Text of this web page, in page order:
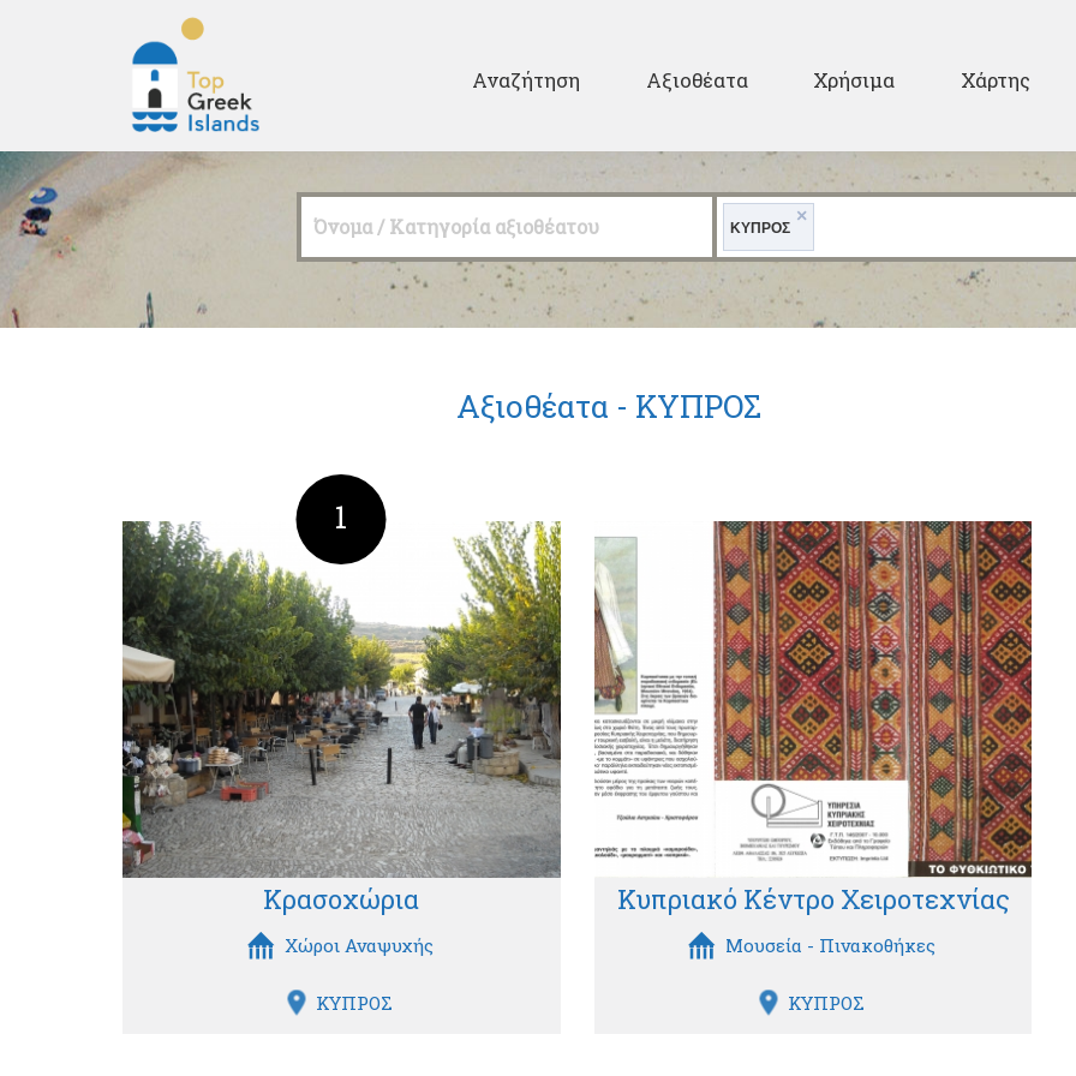
Top
Greek
Secondary
Αναζήτηση Αξιοθέατα Χρήσιμα Χάρτης
Όνομα / Κατηγορία αξιοθέατου ×
ΚΥΠΡΟΣ
Αξιοθέατα - ΚΥΠΡΟΣ
1
Κρασοχώρια
Χώροι Αναψυχής
ΚΥΠΡΟΣ
Κυπριακό Κέντρο Χειροτεχνίας
Μουσεία - Πινακοθήκες
ΚΥΠΡΟΣ